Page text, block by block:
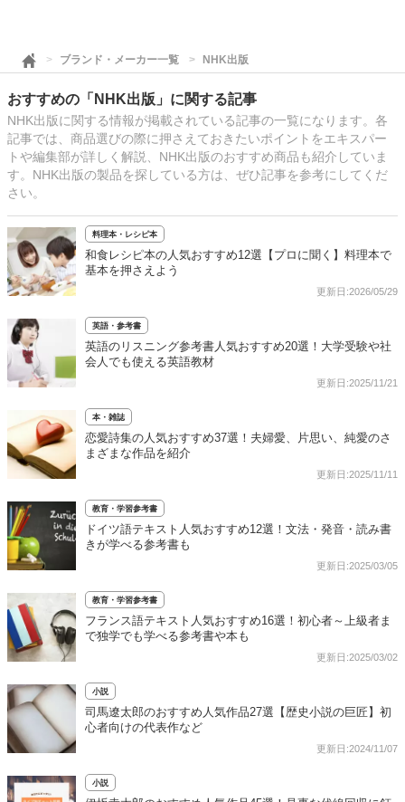
ブランド・メーカー一覧 NHK出版
おすすめの「NHK出版」に関する記事
NHK出版に関する情報が掲載されている記事の一覧になります。各
記事では、商品選びの際に押さえておきたいポイントをエキスパー
トや編集部が詳しく解説、NHK出版のおすすめ商品も紹介していま
す。NHK出版の製品を探している方は、ぜひ記事を参考にしてくだ
さい。
料理本・レシピ本
和食レシピ本の人気おすすめ12選【プロに聞く】料理本で
基本を押さえよう
更新日:2026/05/29
英語・参考書
英語のリスニング参考書人気おすすめ20選！大学受験や社
会人でも使える英語教材
更新日:2025/11/21
本・雑誌
恋愛詩集の人気おすすめ37選！夫婦愛、片思い、純愛のさ
まざまな作品を紹介
更新日:2025/11/11
教育・学習参考書
ドイツ語テキスト人気おすすめ12選！文法・発音・読み書
きが学べる参考書も
更新日:2025/03/05
教育・学習参考書
フランス語テキスト人気おすすめ16選！初心者～上級者ま
で独学でも学べる参考書や本も
更新日:2025/03/02
小説
司馬遼太郎のおすすめ人気作品27選【歴史小説の巨匠】初
心者向けの代表作など
更新日:2024/11/07
小説